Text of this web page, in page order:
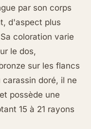
par son corps
d'aspect plus
coloration varie
le dos,
sur les flancs
doré, il ne
possède une
15 à 21 rayons